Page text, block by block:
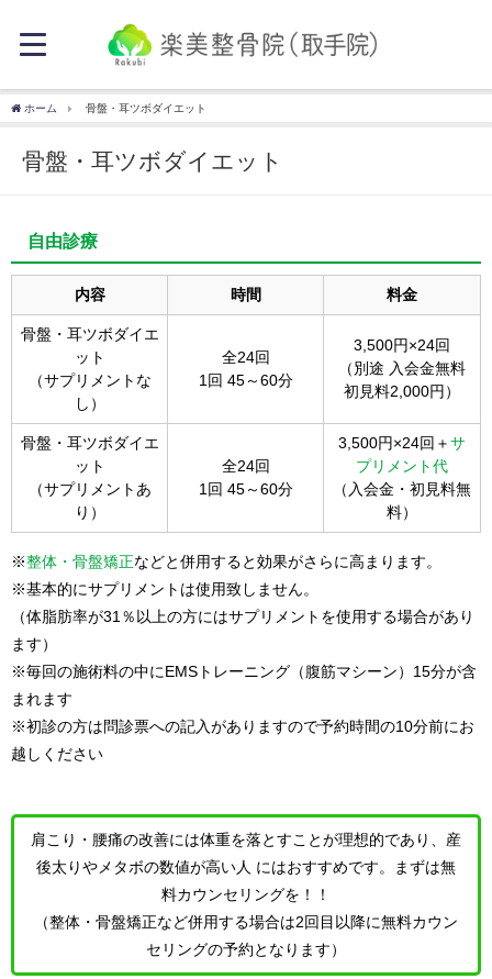
ホーム 骨盤・耳ツボダイエット
骨盤・耳ツボダイエット
自由診療
内容 時間 料金
骨盤・耳ツボダイエ
ット
（サプリメントな
し）
全24回
1回 45～60分
3,500円×24回
（別途 入会金無料
初見料2,000円）
骨盤・耳ツボダイエ
ット
（サプリメントあ
り）
全24回
1回 45～60分
3,500円×24回＋ サ
プリメント代
（入会金・初見料無
料）
※整体・骨盤矯正などと併用すると効果がさらに高まります。
※基本的にサプリメントは使用致しません。
（体脂肪率が31％以上の方にはサプリメントを使用する場合があり
ます）
※毎回の施術料の中にEMSトレーニング（腹筋マシーン）15分が含
まれます
※初診の方は問診票への記入がありますので予約時間の10分前にお
越しください
肩こり・腰痛の改善には体重を落とすことが理想的であり、産
後太りやメタボの数値が高い人 にはおすすめです。まずは無
料カウンセリングを！！
（整体・骨盤矯正など併用する場合は2回目以降に無料カウン
セリングの予約となります）